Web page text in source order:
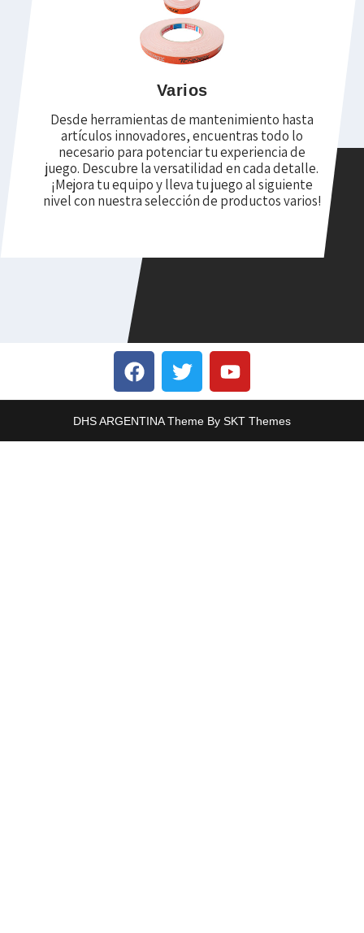
Varios
Desde herramientas de mantenimiento hasta
artículos innovadores, encuentras todo lo
necesario para potenciar tu experiencia de
juego. Descubre la versatilidad en cada detalle.
¡Mejora tu equipo y lleva tu juego al siguiente
nivel con nuestra selección de productos varios!
DHS ARGENTINA Theme By SKT Themes